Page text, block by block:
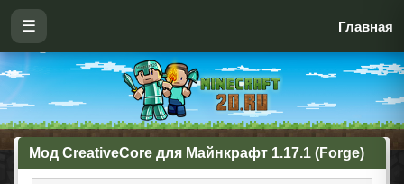
☰ Главная
Мод CreativeCore для Майнкрафт 1.17.1 (Forge)